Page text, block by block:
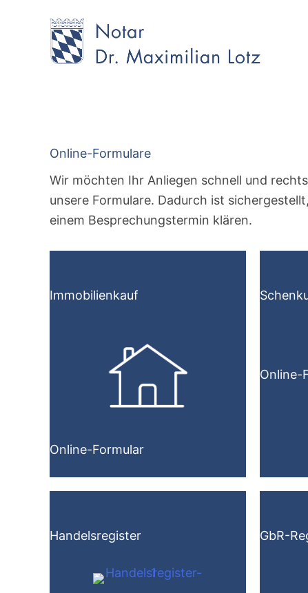
Online-Formulare
Wir möchten Ihr Anliegen schnell und
unsere Formulare. Dadurch ist
einem Besprechungstermin klären.
Immobilienkauf
Online-Formular
Online-
Handelsregister GbR-